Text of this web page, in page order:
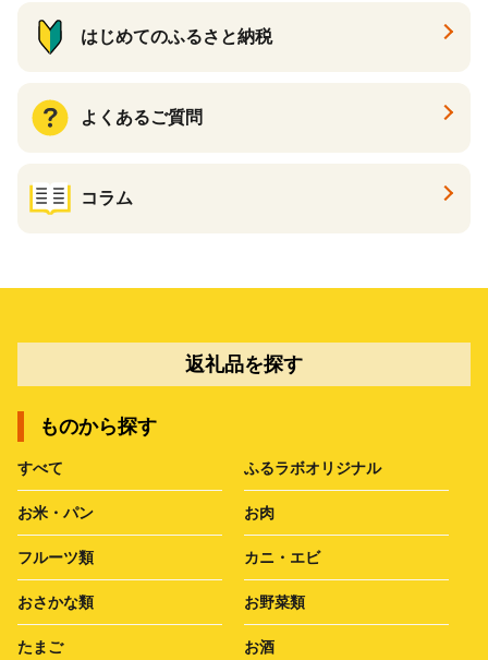
はじめてのふるさと納税
よくあるご質問
コラム
返礼品を探す
ものから探す
すべて ふるラボオリジナル
お米・パン お肉
フルーツ類 カニ・エビ
おさかな類 お野菜類
たまご お酒